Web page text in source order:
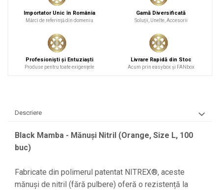
Importator Unic în România
Mărci de referinţă din domeniu
Gamă Diversificată
Soluţii, Unelte, Accesorii
Profesionişti şi Entuziaşti
Produse pentru toate exigenţele
Livrare Rapidă din Stoc
Acum prin easybox şi FANbox
Descriere
Black Mamba - Mănuşi Nitril (Orange, Size L, 100
buc)
Fabricate din polimerul patentat NITREX®, aceste
mănuși de nitril (fără pulbere) oferă o rezistență la